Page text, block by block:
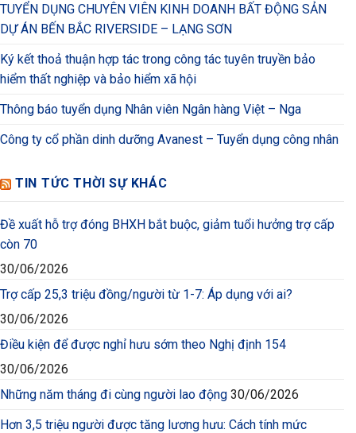
TUYỂN DỤNG CHUYÊN VIÊN KINH DOANH BẤT ĐỘNG SẢN
DỰ ÁN BẾN BẮC RIVERSIDE – LẠNG SƠN
Ký kết thoả thuận hợp tác trong công tác tuyên truyền bảo
hiểm thất nghiệp và bảo hiểm xã hội
Thông báo tuyển dụng Nhân viên Ngân hàng Việt – Nga
Công ty cổ phần dinh dưỡng Avanest – Tuyển dụng công nhân
TIN TỨC THỜI SỰ KHÁC
Đề xuất hỗ trợ đóng BHXH bắt buộc, giảm tuổi hưởng trợ cấp
còn 70
30/06/2026
Trợ cấp 25,3 triệu đồng/người từ 1-7: Áp dụng với ai?
30/06/2026
Điều kiện để được nghỉ hưu sớm theo Nghị định 154
30/06/2026
Những năm tháng đi cùng người lao động 30/06/2026
Hơn 3,5 triệu người được tăng lương hưu: Cách tính mức